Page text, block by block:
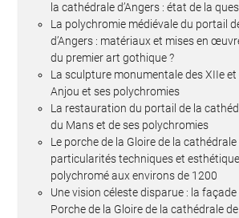
la cathédrale d’Angers : état de la
La polychromie médiévale du portail
d’Angers : matériaux et mises en
du premier art gothique ?
La sculpture monumentale des XIIe et
Anjou et ses polychromies
La restauration du portail de la
du Mans et de ses polychromies
Le porche de la Gloire de la
particularités techniques et
polychromé aux environs de 1200
Une vision céleste disparue : la
Porche de la Gloire de la cathédrale